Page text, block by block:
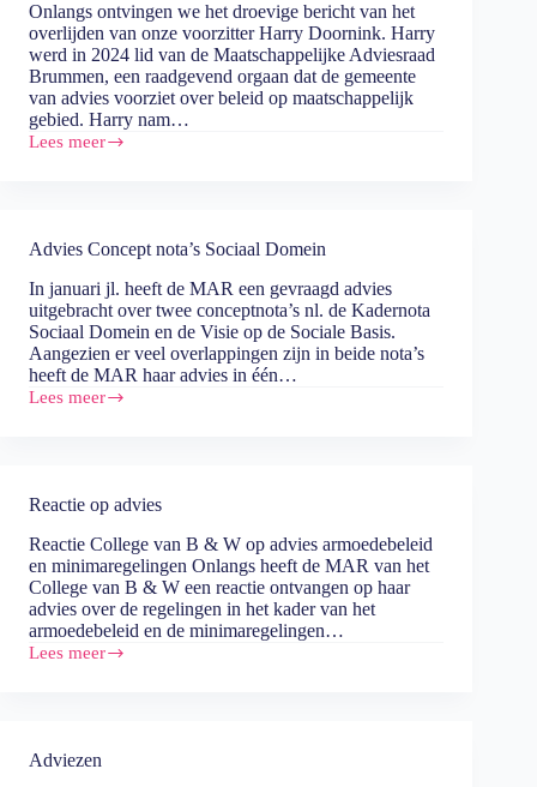
Onlangs ontvingen we het droevige bericht van het
overlijden van onze voorzitter Harry Doornink. Harry
werd in 2024 lid van de Maatschappelijke Adviesraad
Brummen, een raadgevend orgaan dat de gemeente
van advies voorziet over beleid op maatschappelijk
gebied. Harry nam…
Lees meer
Overlijden
Advies Concept nota’s Sociaal Domein
In januari jl. heeft de MAR een gevraagd advies
uitgebracht over twee conceptnota’s nl. de Kadernota
Sociaal Domein en de Visie op de Sociale Basis.
Aangezien er veel overlappingen zijn in beide nota’s
heeft de MAR haar advies in één…
Lees meer
Advies
Reactie op advies
Reactie College van B & W op advies armoedebeleid
en minimaregelingen Onlangs heeft de MAR van het
College van B & W een reactie ontvangen op haar
advies over de regelingen in het kader van het
armoedebeleid en de minimaregelingen…
Lees meer
Reactie
Adviezen